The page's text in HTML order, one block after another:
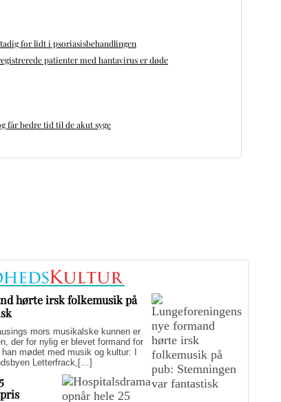
for lidt i psoriasisbehandlingen
patienter med hantavirus er døde
får bedre tid til de akut syge
hørte irsk folkemusik på
mors musikalske kunnen er
der for nylig er blevet formand for
mødet med musik og kultur: I
Letterfrack,[…]